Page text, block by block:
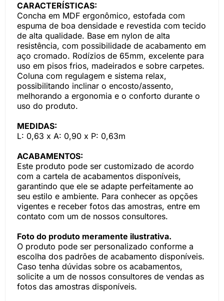
CARACTERÍSTICAS:
Concha em MDF ergonômico, estofada com
espuma de boa densidade e revestida com tecido
de alta qualidade. Base em nylon de alta
resistência, com possibilidade de acabamento em
aço cromado. Rodízios de 65mm, excelente para
uso em pisos frios, madeirados e sobre carpetes.
Coluna com regulagem e sistema relax,
possibilitando inclinar o encosto/assento,
melhorando a ergonomia e o conforto durante o
uso do produto.
MEDIDAS:
L: 0,63 x A: 0,90 x P: 0,63m
ACABAMENTOS:
Este produto pode ser customizado de acordo
com a cartela de acabamentos disponíveis,
garantindo que ele se adapte perfeitamente ao
seu estilo e ambiente. Para conhecer as opções
vigentes e receber fotos das amostras, entre em
contato com um de nossos consultores.
Foto do produto meramente ilustrativa.
O produto pode ser personalizado conforme a
escolha dos padrões de acabamento disponíveis.
Caso tenha dúvidas sobre os acabamentos,
solicite a um de nossos consultores de vendas as
fotos das amostras disponíveis.